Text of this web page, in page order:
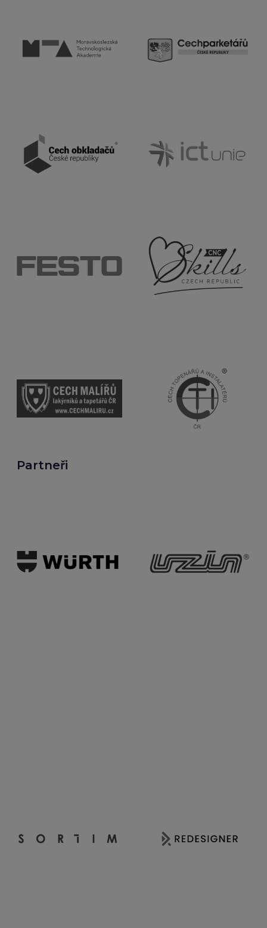
Partneři